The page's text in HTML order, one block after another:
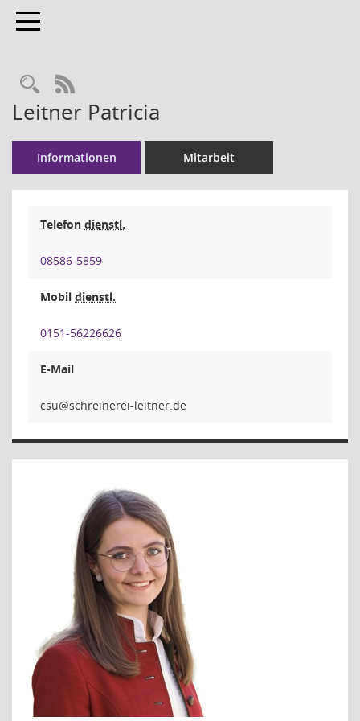
Toggle navigation
Rechercheauswahl
RSS-Feed
Leitner Patricia
Informationen Mitarbeit
Telefon dienstl.
08586-5859
Mobil dienstl.
0151-56226626
E-Mail